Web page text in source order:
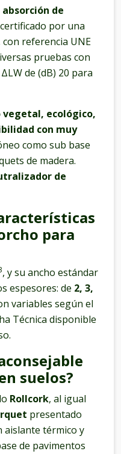
absorción de
por una
referencia UNE
pruebas con
de (dB) 20 para
vegetal, ecológico,
con muy
como sub base
de madera.
de
para
, y su ancho estándar
espesores: de 2, 3,
variables según el
Técnica disponible
suelos?
Rollcork, al igual
presentado
aislante térmico y
de pavimentos